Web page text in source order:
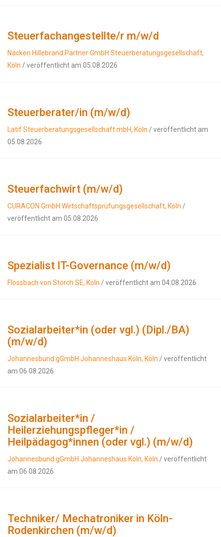
Steuerfachangestellte/r m/w/d
Nacken Hillebrand Partner GmbH Steuerberatungsgesellschaft,
Köln / veröffentlicht am 05.08.2026
Steuerberater/in (m/w/d)
Latif Steuerberatungsgesellschaft mbH, Köln / veröffentlicht am
05.08.2026
Steuerfachwirt (m/w/d)
CURACON GmbH Wirtschaftsprüfungsgesellschaft, Köln /
veröffentlicht am 05.08.2026
Spezialist IT-Governance (m/w/d)
Flossbach von Storch SE, Köln / veröffentlicht am 04.08.2026
Sozialarbeiter*in (oder vgl.) (Dipl./BA)
(m/w/d)
Johannesbund gGmbH Johanneshaus Köln, Köln / veröffentlicht
am 06.08.2026
Sozialarbeiter*in /
Heilerziehungspfleger*in /
Heilpädagog*innen (oder vgl.) (m/w/d)
Johannesbund gGmbH Johanneshaus Köln, Köln / veröffentlicht
am 06.08.2026
Techniker/ Mechatroniker in Köln-
Rodenkirchen (m/w/d)